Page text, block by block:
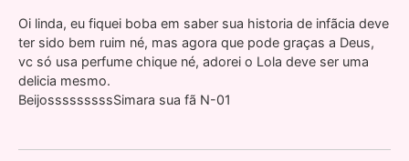
Oi linda, eu fiquei boba em saber sua historia de infãcia deve
ter sido bem ruim né, mas agora que pode graças a Deus,
vc só usa perfume chique né, adorei o Lola deve ser uma
delicia mesmo.
BeijosssssssssSimara sua fã N-01